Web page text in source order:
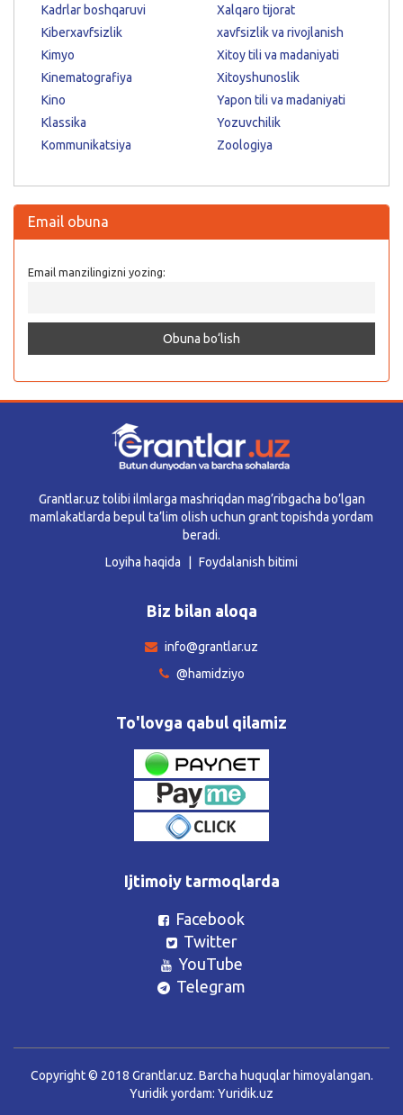
Kadrlar boshqaruvi
Kiberxavfsizlik
Kimyo
Kinematografiya
Kino
Klassika
Kommunikatsiya
Xalqaro tijorat
xavfsizlik va rivojlanish
Xitoy tili va madaniyati
Xitoyshunoslik
Yapon tili va madaniyati
Yozuvchilik
Zoologiya
Email obuna
Email manzilingizni yozing:
Grantlar.uz tolibi ilmlarga mashriqdan mag’ribgacha bo’lgan
mamlakatlarda bepul ta’lim olish uchun grant topishda yordam
beradi.
Loyiha haqida
Foydalanish bitimi
Biz bilan aloqa
info@grantlar.uz
@hamidziyo
To'lovga qabul qilamiz
Ijtimoiy tarmoqlarda
Facebook
Twitter
YouTube
Telegram
Copyright © 2018 Grantlar.uz. Barcha huquqlar himoyalangan.
Yuridik yordam: Yuridik.uz